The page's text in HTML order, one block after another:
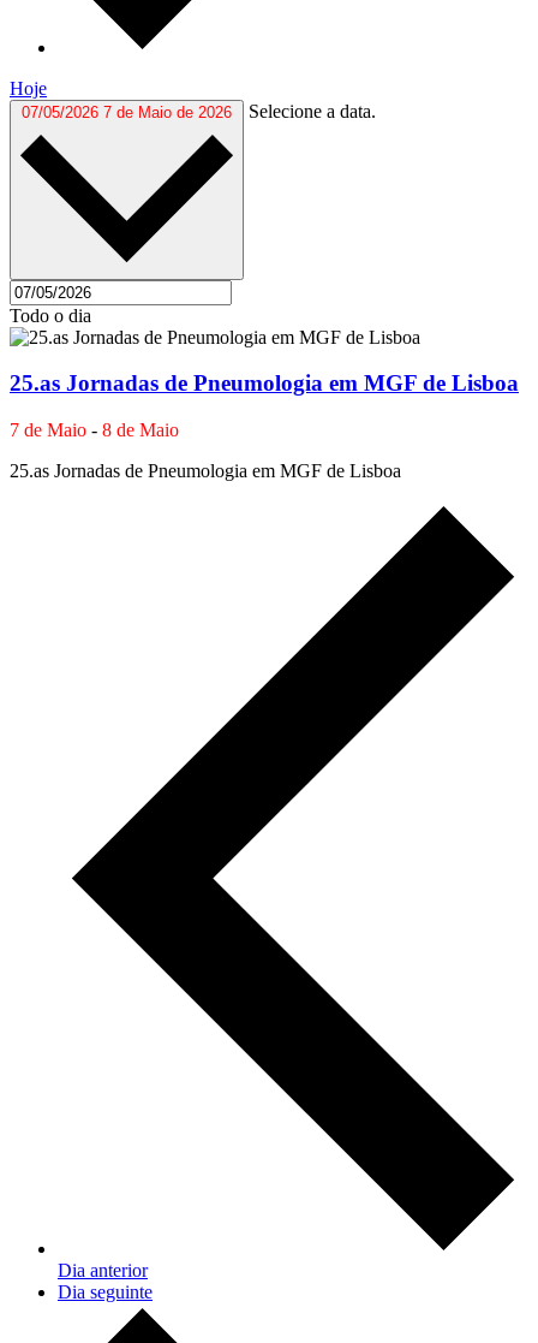
Hoje
07/05/2026 7 de Maio de 2026 Selecione a data.
Todo o dia
25.as Jornadas de Pneumologia em MGF de Lisboa
7 de Maio - 8 de Maio
25.as Jornadas de Pneumologia em MGF de Lisboa
Dia anterior
Dia seguinte